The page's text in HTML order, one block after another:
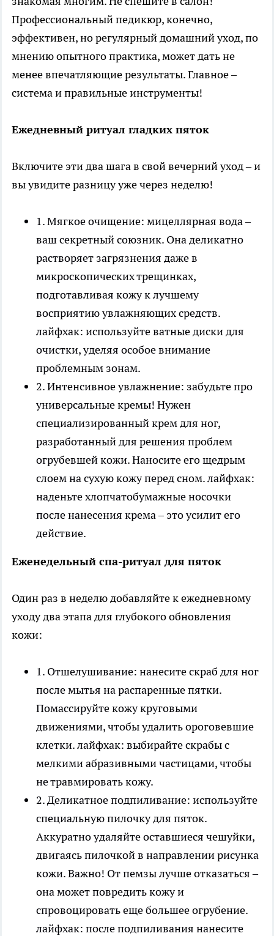
Профессиональный педикюр, конечно,
эффективен, но регулярный домашний уход, по
мнению опытного практика, может дать не
менее впечатляющие результаты. Главное –
система и правильные инструменты!
Ежедневный ритуал гладких пяток
Включите эти два шага в свой вечерний уход – и
вы увидите разницу уже через неделю!
1. Мягкое очищение: мицеллярная вода –
ваш секретный союзник. Она деликатно
растворяет загрязнения даже в
микроскопических трещинках,
подготавливая кожу к лучшему
восприятию увлажняющих средств.
лайфхак: используйте ватные диски для
очистки, уделяя особое внимание
проблемным зонам.
2. Интенсивное увлажнение: забудьте про
универсальные кремы! Нужен
специализированный крем для ног,
разработанный для решения проблем
огрубевшей кожи. Наносите его щедрым
слоем на сухую кожу перед сном. лайфхак:
наденьте хлопчатобумажные носочки
после нанесения крема – это усилит его
действие.
Еженедельный спа-ритуал для пяток
Один раз в неделю добавляйте к ежедневному
уходу два этапа для глубокого обновления
кожи:
1. Отшелушивание: нанесите скраб для ног
после мытья на распаренные пятки.
Помассируйте кожу круговыми
движениями, чтобы удалить ороговевшие
клетки. лайфхак: выбирайте скрабы с
мелкими абразивными частицами, чтобы
не травмировать кожу.
2. Деликатное подпиливание: используйте
специальную пилочку для пяток.
Аккуратно удаляйте оставшиеся чешуйки,
двигаясь пилочкой в направлении рисунка
кожи. Важно! От пемзы лучше отказаться –
она может повредить кожу и
спровоцировать еще большее огрубение.
лайфхак: после подпиливания нанесите